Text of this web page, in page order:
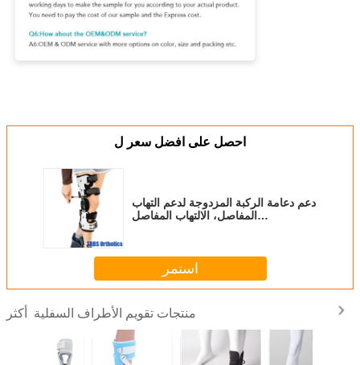
احصل على افضل سعر ل
دعم دعامة الركبة المزدوجة لدعم التهاب
المفاصل، الالتهاب المفاصل
استمر
منتجات تقويم الأطراف السفلية